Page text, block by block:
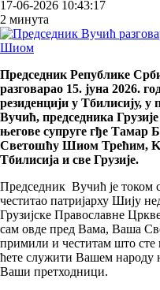
17-06-2026 10:43:17
2 минута
Председник Републике
разговарао 15. јуна 2026.
резиденцији у Тбилисију, у
Вучић, председника
његове супруге гђе Тамар
Светошћу Шиом Трећим,
Тбилисија и све Грузије.
Председник Вучић је током
честитао патријарху Шију
Грузијске Православне
сам овде пред Вама, Ваша
примили и честитам што сте
ћете служити Вашем народу
Ваши претходници.